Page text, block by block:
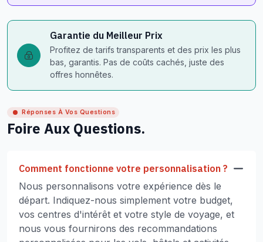
Garantie du Meilleur Prix
Profitez de tarifs transparents et des prix les plus
bas, garantis. Pas de coûts cachés, juste des
offres honnêtes.
Réponses À Vos Questions
Foire Aux Questions.
Comment fonctionne votre personnalisation ?
Nous personnalisons votre expérience dès le
départ. Indiquez-nous simplement votre budget,
vos centres d'intérêt et votre style de voyage, et
nous vous fournirons des recommandations